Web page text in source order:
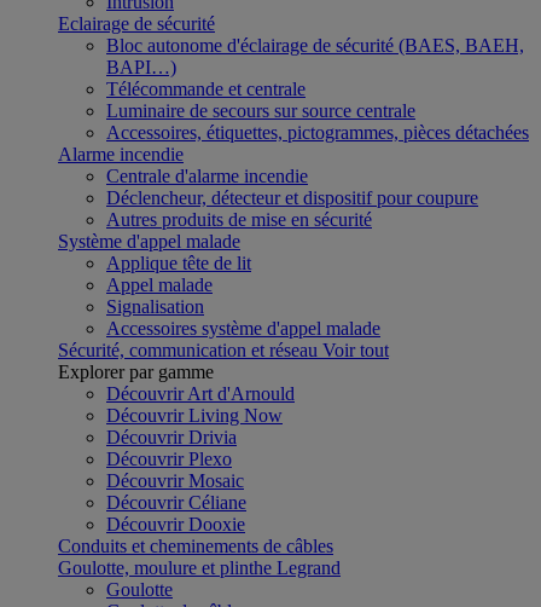
Eclairage de sécurité
Bloc autonome d'éclairage de sécurité (BAES, BAEH,
BAPI…)
Télécommande et centrale
Luminaire de secours sur source centrale
Accessoires, étiquettes, pictogrammes, pièces détachées
Alarme incendie
Centrale d'alarme incendie
Déclencheur, détecteur et dispositif pour coupure
Autres produits de mise en sécurité
Système d'appel malade
Applique tête de lit
Appel malade
Signalisation
Accessoires système d'appel malade
Sécurité, communication et réseau Voir tout
Explorer par gamme
Découvrir Art d'Arnould
Découvrir Living Now
Découvrir Drivia
Découvrir Plexo
Découvrir Mosaic
Découvrir Céliane
Découvrir Dooxie
Conduits et cheminements de câbles
Goulotte, moulure et plinthe Legrand
Goulotte